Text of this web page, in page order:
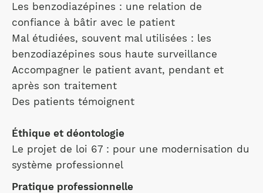
Les benzodiazépines : une relation de
confiance à bâtir avec le patient
Mal étudiées, souvent mal utilisées : les
benzodiazépines sous haute surveillance
Accompagner le patient avant, pendant et
après son traitement
Des patients témoignent
Éthique et déontologie
Le projet de loi 67 : pour une modernisation du
système professionnel
Pratique professionnelle